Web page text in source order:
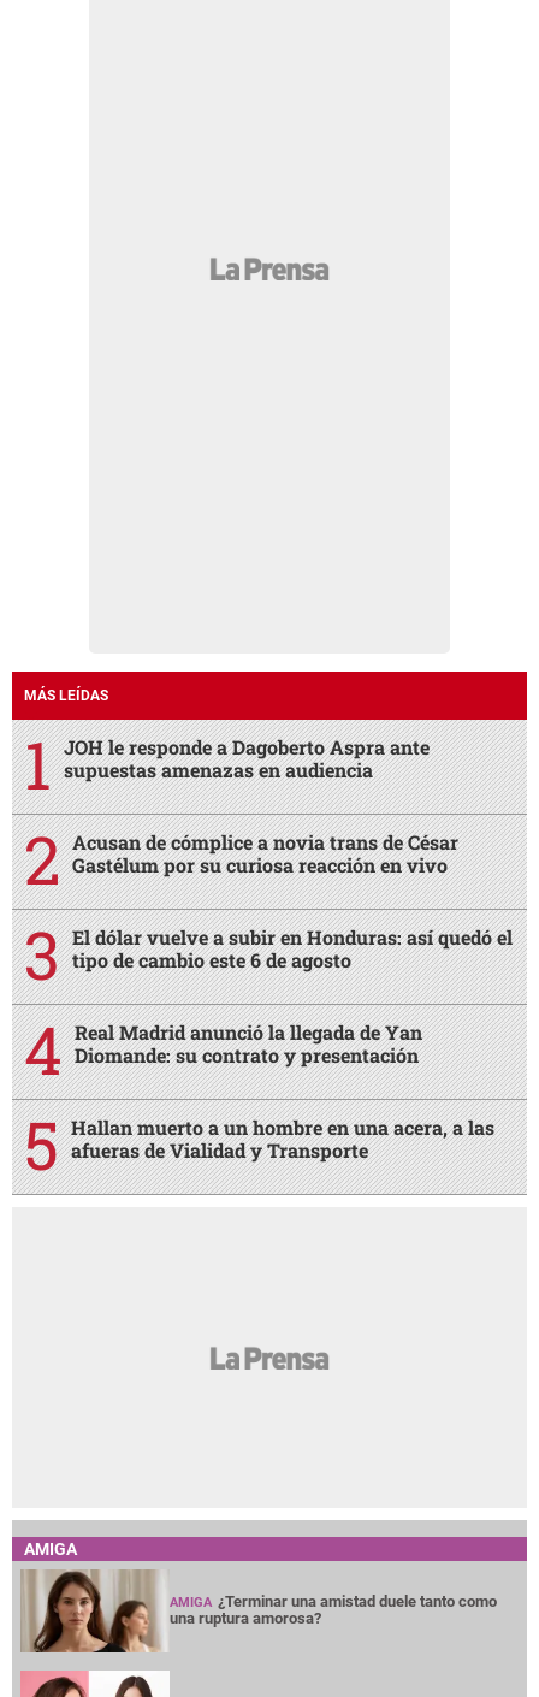
MÁS LEÍDAS
JOH le responde a Dagoberto Aspra ante
supuestas amenazas en audiencia
Acusan de cómplice a novia trans de César
Gastélum por su curiosa reacción en vivo
El dólar vuelve a subir en Honduras: así quedó el
tipo de cambio este 6 de agosto
Real Madrid anunció la llegada de Yan
Diomande: su contrato y presentación
Hallan muerto a un hombre en una acera, a las
afueras de Vialidad y Transporte
AMIGA
AMIGA ¿Terminar una amistad duele tanto como
una ruptura amorosa?